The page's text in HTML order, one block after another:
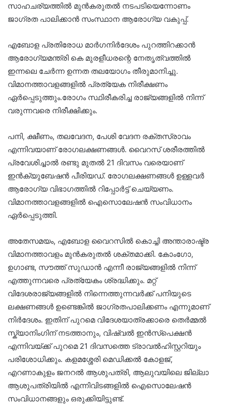
സാഹചര്യത്തിൽ മുൻകരുതൽ നടപടിയെന്നോണം
ജാഗ്രത പാലിക്കാൻ സംസ്ഥാന ആരോഗ്യ വകുപ്പ്.
എബോള പ്രതിരോധ മാർഗനിർദേശം പുറത്തിറക്കാൻ
ആരോഗ്യമന്ത്രി കെ മുരളീധരന്റെ നേതൃത്വത്തിൽ
ഇന്നലെ ചേർന്ന ഉന്നത തലയോഗം തീരുമാനിച്ചു.
വിമാനത്താവളങ്ങളിൽ പ്രത്യേക നിരീക്ഷണം
ഏർപ്പെടുത്തും.രോഗം സ്ഥിരീകരിച്ച രാജ്യങ്ങളിൽ നിന്ന്
വരുന്നവരെ നിരീക്ഷിക്കും.
പനി, ക്ഷീണം, തലവേദന, പേശി വേദന രക്തസ്രാവം
എന്നിവയാണ് രോഗലക്ഷണങ്ങൾ. വൈറസ് ശരീരത്തിൽ
പ്രവേശിച്ചാൽ രണ്ടു മുതൽ 21 ദിവസം വരെയാണ്
ഇൻക്യുബേഷൻ പീരിയഡ്. രോഗലക്ഷണങ്ങൾ ഉള്ളവർ
ആരോഗ്യ വിഭാഗത്തിൽ റിപ്പോർട്ട് ചെയ്യണം.
വിമാനത്താവളങ്ങളിൽ ഐസൊലേഷൻ സംവിധാനം
ഏർപ്പെടുത്തി.
അതേസമയം, എബോള വൈറസിൽ കൊച്ചി അന്താരാഷ്ട്ര
വിമാനത്താവളം മുൻകരുതൽ ശക്തമാക്കി. കോംഗോ,
ഉഗാണ്ട, സൗത്ത് സുഡാൻ എന്നീ രാജ്യങ്ങളിൽ നിന്ന്
എത്തുന്നവരെ പ്രത്യേകം ശ്രദ്ധിക്കും. മറ്റ്
വിദേശരാജ്യങ്ങളിൽ നിന്നെത്തുന്നവർക്ക് പനിയുടെ
ലക്ഷണങ്ങൾ ഉണ്ടെങ്കിൽ ജാഗ്രതപാലിക്കണം എന്നുമാണ്
നിർദേശം. ഇതിന് പുറമെ വിദേശയാത്രക്കാരെ തെർമ്മൽ
സ്ക്യാനിംഗിന് നടത്താനും, വിഷ്വൽ ഇൻസ്പെക്ഷൻ
എന്നിവയ്ക്ക് പുറമെ 21 ദിവസത്തെ ട്രാവൽഹിസ്റ്ററിയും
പരിശോധിക്കും. കളമശ്ശേരി മെഡിക്കൽ കോളജ്,
എറണാകുളം ജനറൽ ആശുപത്രി, ആലുവയിലെ ജില്ലാ
ആശുപത്രിയിൽ എന്നിവിടങ്ങളിൽ ഐസൊലേഷൻ
സംവിധാനങ്ങളും ഒരുക്കിയിട്ടുണ്ട്.